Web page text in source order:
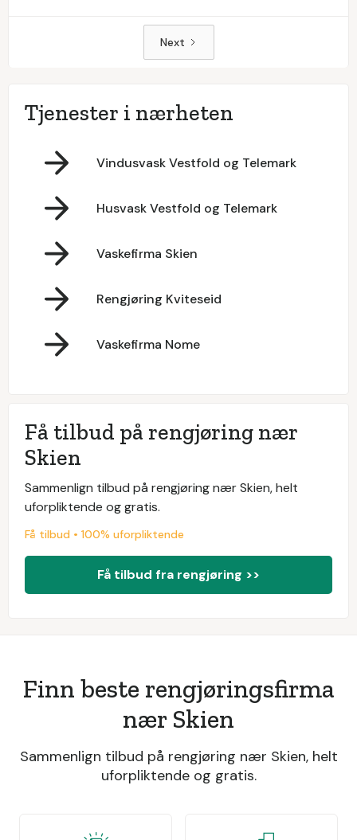
Next
Tjenester i nærheten
Vindusvask Vestfold og Telemark
Husvask Vestfold og Telemark
Vaskefirma Skien
Rengjøring Kviteseid
Vaskefirma Nome
Få tilbud på rengjøring nær
Skien
Sammenlign tilbud på rengjøring nær Skien, helt
uforpliktende og gratis.
Få tilbud • 100% uforpliktende
Få tilbud fra rengjøring >>
Finn beste rengjøringsfirma
nær Skien
Sammenlign tilbud på rengjøring nær Skien, helt
uforpliktende og gratis.